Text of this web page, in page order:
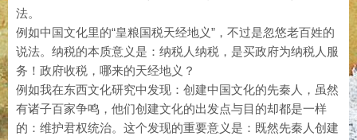
法。
例如中国文化里的“皇粮国税天经地义”，不过是忽悠老百姓的
说法。纳税的本质意义是：纳税人纳税，是买政府为纳税人服
务！政府收税，哪来的天经地义？
例如我在东西文化研究中发现：创建中国文化的先秦人，虽然
有诸子百家争鸣，他们创建文化的出发点与目的却都是一样
的：维护君权统治。这个发现的重要意义是：既然先秦人创建